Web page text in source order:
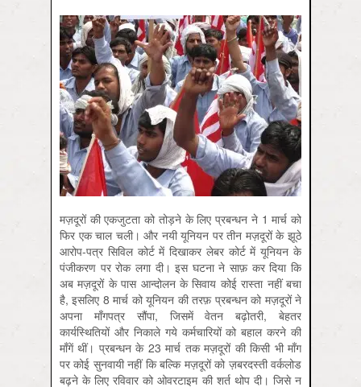
मज़दूरों की एकजुटता को तोड़ने के लिए प्रबन्धन ने 1 मार्च को
फिर एक चाल चली। और नयी यूनियन पर तीन मज़दूरों के झूठे
आरोप-पत्र सिविल कोर्ट में दिखाकर लेबर कोर्ट में यूनियन के
पंजीकरण पर रोक लगा दी। इस घटना ने साफ़ कर दिया कि
अब मज़दूरों के पास आन्दोलन के सिवाय कोई रास्ता नहीं बचा
है, इसलिए 8 मार्च को यूनियन की तरफ़ प्रबन्धन को मज़दूरों ने
अपना माँगपत्र सौंपा, जिसमें वेतन बढ़ोतरी, बेहतर
कार्यस्थितियों और निकाले गये कर्मचारियों को बहाल करने की
माँगें थीं। प्रबन्धन के 23 मार्च तक मज़दूरों की किसी भी माँग
पर कोई सुनवायी नहीं कि बल्कि मज़दूरों को ज़बरदस्ती वर्कलोड
बढ़ने के लिए रविवार को ओवरटाइम की शर्त थोप दी। जिसे न